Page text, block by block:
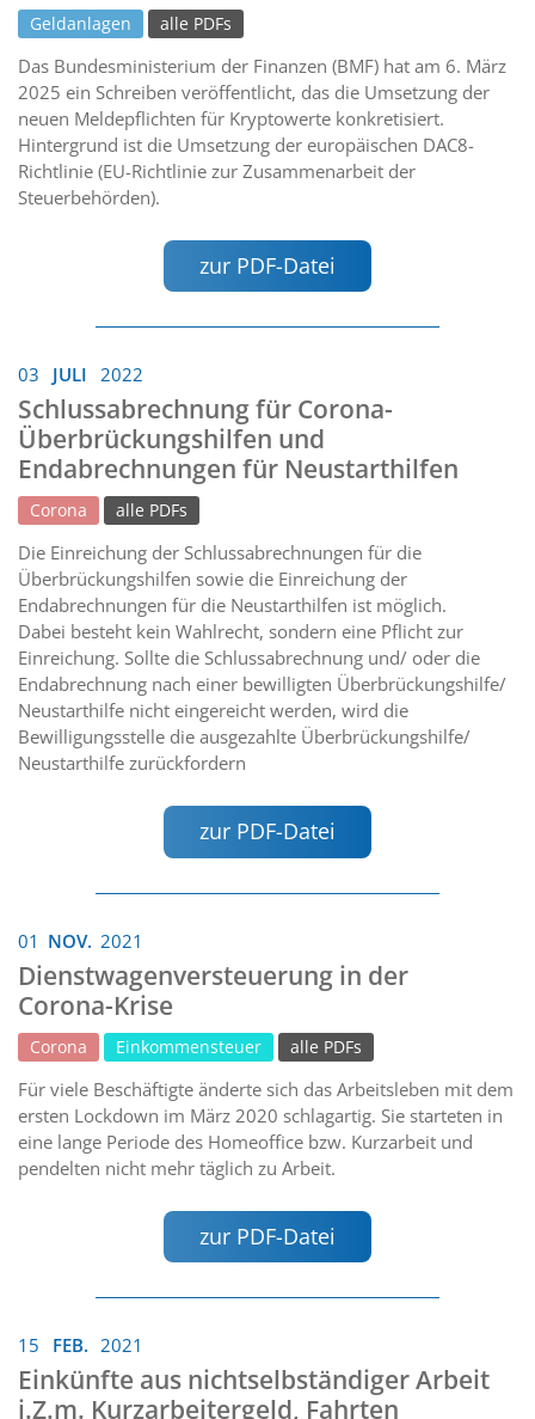
Geldanlagen alle PDFs
Das Bundesministerium der Finanzen (BMF) hat am 6. März
2025 ein Schreiben veröffentlicht, das die Umsetzung der
neuen Meldepflichten für Kryptowerte konkretisiert.
Hintergrund ist die Umsetzung der europäischen DAC8-
Richtlinie (EU-Richtlinie zur Zusammenarbeit der
Steuerbehörden).
zur PDF-Datei
03 JULI 2022
Schlussabrechnung für Corona-
Überbrückungshilfen und
Endabrechnungen für Neustarthilfen
Corona alle PDFs
Die Einreichung der Schlussabrechnungen für die
Überbrückungshilfen sowie die Einreichung der
Endabrechnungen für die Neustarthilfen ist möglich.
Dabei besteht kein Wahlrecht, sondern eine Pflicht zur
Einreichung. Sollte die Schlussabrechnung und/ oder die
Endabrechnung nach einer bewilligten Überbrückungshilfe/
Neustarthilfe nicht eingereicht werden, wird die
Bewilligungsstelle die ausgezahlte Überbrückungshilfe/
Neustarthilfe zurückfordern
zur PDF-Datei
01 NOV. 2021
Dienstwagenversteuerung in der
Corona-Krise
Corona Einkommensteuer alle PDFs
Für viele Beschäftigte änderte sich das Arbeitsleben mit dem
ersten Lockdown im März 2020 schlagartig. Sie starteten in
eine lange Periode des Homeoffice bzw. Kurzarbeit und
pendelten nicht mehr täglich zu Arbeit.
zur PDF-Datei
15 FEB. 2021
Einkünfte aus nichtselbständiger Arbeit
i.Z.m. Kurzarbeitergeld, Fahrten